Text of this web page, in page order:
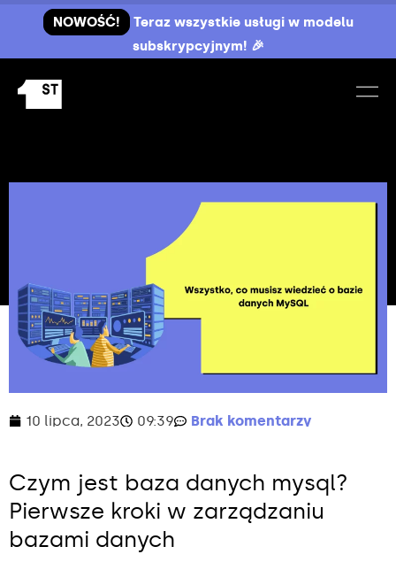
NOWOŚĆ!
Teraz wszystkie usługi w modelu
subskrypcyjnym! 🎉
10 lipca, 2023 09:39 Brak komentarzy
Czym jest baza danych mysql?
Pierwsze kroki w zarządzaniu
bazami danych